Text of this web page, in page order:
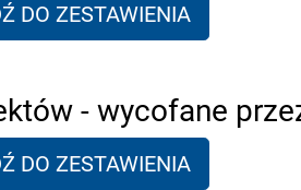
DO ZESTAWIENIA
- wycofane
DO ZESTAWIENIA